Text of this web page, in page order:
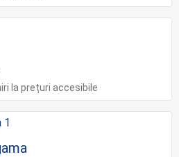
la prețuri accesibile